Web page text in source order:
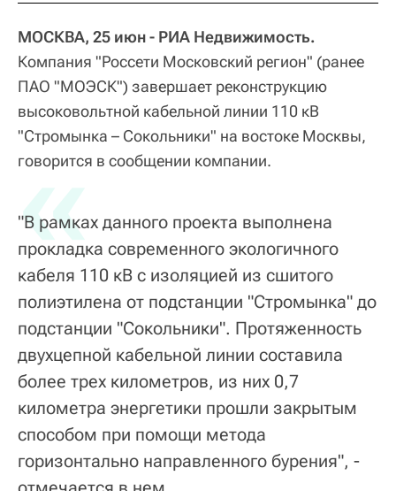
МОСКВА, 25 июн - РИА Недвижимость.
Компания "Россети Московский регион" (ранее
ПАО "МОЭСК") завершает реконструкцию
высоковольтной кабельной линии 110 кВ
"Стромынка – Сокольники" на востоке Москвы,
говорится в сообщении компании.
«
"В рамках данного проекта выполнена
прокладка современного экологичного
кабеля 110 кВ с изоляцией из сшитого
полиэтилена от подстанции "Стромынка" до
подстанции "Сокольники". Протяженность
двухцепной кабельной линии составила
более трех километров, из них 0,7
километра энергетики прошли закрытым
способом при помощи метода
горизонтально направленного бурения", -